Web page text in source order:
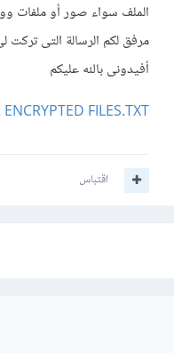
الملف سواء صور أو ملفات
مرفق لكم الرسالة التى تركت
أفيدونى بالله عليكم
FILES.TXT
اقتباس